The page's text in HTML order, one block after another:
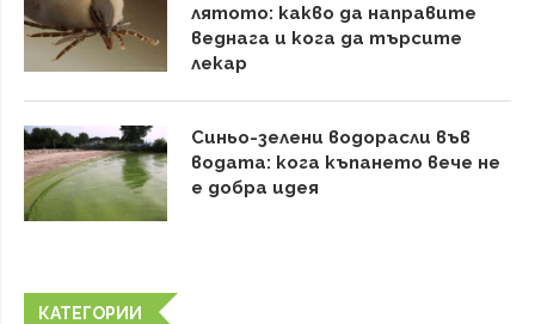
лятото: какво да направите
веднага и кога да търсите
лекар
Синьо-зелени водорасли във
водата: кога къпането вече не
е добра идея
КАТЕГОРИИ